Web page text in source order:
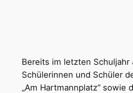
Bereits im letzten Schuljahr
Schülerinnen und Schüler
„Am Hartmannplatz“ sowie